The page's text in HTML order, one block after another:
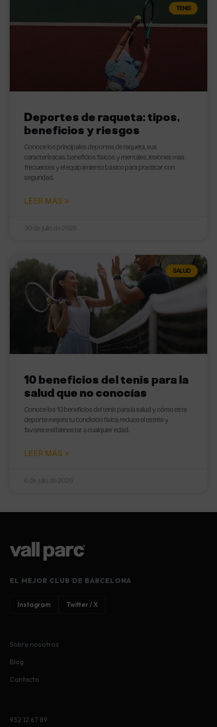
TENIS
Deportes de raqueta: tipos,
beneficios y riesgos
Conoce los principales deportes de raqueta, sus
características, beneficios físicos y mentales, lesiones más
frecuentes y el equipamiento básico para practicar con
seguridad.
LEER MÁS »
SALUD
10 beneficios del tenis para la
salud que no conocías
Conoce los 10 beneficios del tenis para la salud y cómo este
deporte mejora tu condición física, reduce el estrés y
favorece el bienestar a cualquier edad.
LEER MÁS »
EL MEJOR CLUB DE BARCELONA
Instagram Twitter / X
Sobre nosotros
Blog
Contacto
932 12 67 89